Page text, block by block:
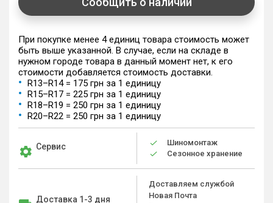
При покупке менее 4 единиц товара стоимость может
быть выше указанной. В случае, если на складе в
нужном городе товара в данный момент нет, к его
стоимости добавляется стоимость доставки.
R13–R14 = 175 грн за 1 единицу
R15–R17 = 225 грн за 1 единицу
R18–R19 = 250 грн за 1 единицу
R20–R22 = 250 грн за 1 единицу
Сервис
Шиномонтаж
Сезонное хранение
Доставка 1-3 дня
Доставляем службой
Новая Почта